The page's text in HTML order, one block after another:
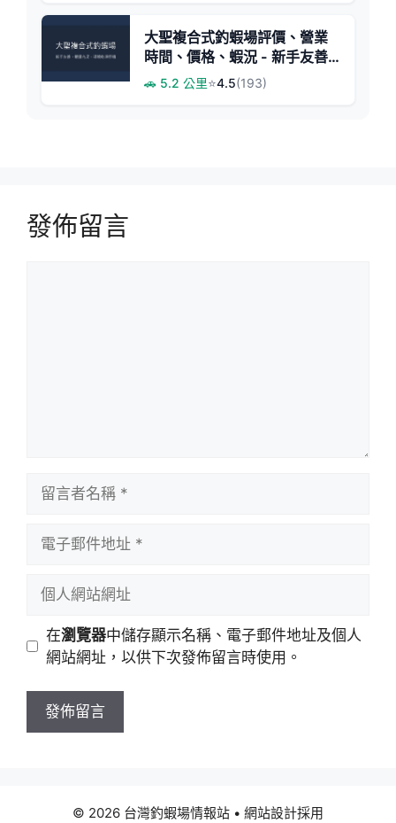
大聖複合式釣蝦場評價、營業
時間、價格、蝦況 - 新手友善
與豐富活動
🚗 5.2 公里⭐4.5(193)
發佈留言
址
站
址
在瀏覽器中儲存顯示名稱、電子郵件地址及個人
網站網址，以供下次發佈留言時使用。
© 2026 台灣釣蝦場情報站 • 網站設計採用